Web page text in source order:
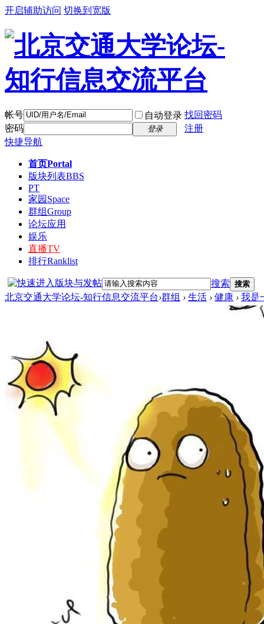
开启辅助访问 切换到宽版
帐号 自动登录 找回密码
密码
登录
注册
快捷导航
首页Portal
版块列表BBS
PT
家园 Space
群组Group
论坛应用
娱乐
直播TV
排行Ranklist
搜索 搜索
北京交通大学论坛-知行信息交流平台›群组 › 生活 › 健康 › 我是